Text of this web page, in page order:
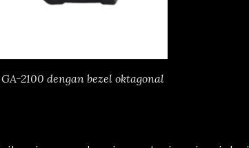
2100 dengan bezel oktagonal